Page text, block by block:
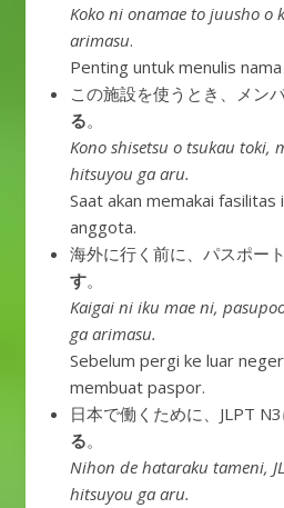
Koko ni onamae to juusho o
arimasu.
Penting untuk menulis
この施設を使うとき、メン
る。
Kono shisetsu o tsukau toki,
hitsuyou ga aru.
Saat akan memakai fasilitas
anggota.
海外に行く前に、パスポー
す。
Kaigai ni iku mae ni,
ga arimasu.
Sebelum pergi ke luar
membuat paspor.
日本で働くために、JLPT
る。
Nihon de hataraku tameni,
hitsuyou ga aru.